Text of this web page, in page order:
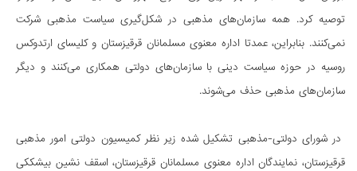
توصیه کرد. همه سازمان‌های مذهبی در شکل‌گیری سیاست مذهبی شرکت
نمی‌کنند. بنابراین، عمدتا اداره معنوی مسلمانان قرقیزستان و کلیسای ارتدوکس
روسیه در حوزه سیاست دینی با سازمان‌های دولتی همکاری می‌کنند و دیگر
سازمان‌های مذهبی حذف می‌شوند.
در شورای دولتی-مذهبی تشکیل شده زیر نظر کمیسیون دولتی امور مذهبی
قرقیزستان، نمایندگان اداره معنوی مسلمانان قرقیزستان، اسقف نشین بیشککی